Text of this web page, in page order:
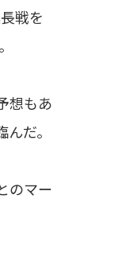
戦を
想もあ
だ。
のマー